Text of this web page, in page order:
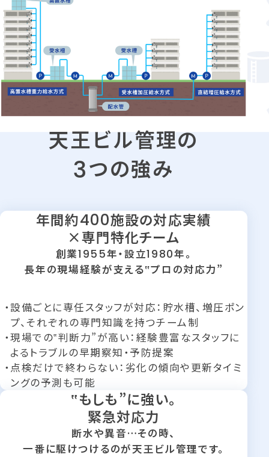
天王ビル管理の
3つの強み
年間約400施設の対応実績
×専門特化チーム
創業1955年・設立1980年。
長年の現場経験が支える‟プロの対応力”
設備ごとに専任スタッフが対応：貯水槽、増圧ポン
プ、それぞれの専門知識を持つチーム制
現場での‟判断力”が高い：経験豊富なスタッフに
よるトラブルの早期察知・予防提案
点検だけで終わらない：劣化の傾向や更新タイミ
ングの予測も可能
‟もしも”に強い。
緊急対応力
断水や異音…その時、
一番に駆けつけるのが天王ビル管理です。